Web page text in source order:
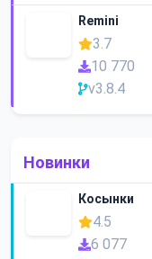
Remini
3.7
10 770
v3.8.4
Новинки
Косынки
4.5
6 077